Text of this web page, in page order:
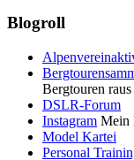
Blogroll
Bergtouren raus
DSLR-Forum
Instagram Mein
Model Kartei
Personal